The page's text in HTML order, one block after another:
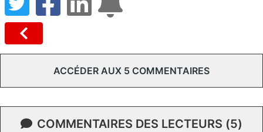
ACCÉDER AUX 5 COMMENTAIRES
COMMENTAIRES DES LECTEURS (5)